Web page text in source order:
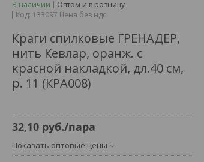
В наличии
Оптом и в розницу
Код: 133097 Цена без ндс
Краги спилковые ГРЕНАДЕР,
нить Кевлар, оранж. с
красной накладкой, дл.40 см,
р. 11 (КРА008)
32,10 руб./пара
Показать оптовые цены